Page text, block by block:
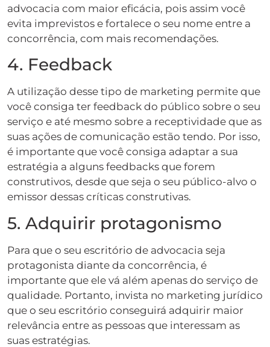
advocacia com maior eficácia, pois assim você
evita imprevistos e fortalece o seu nome entre a
concorrência, com mais recomendações.
4. Feedback
A utilização desse tipo de marketing permite que
você consiga ter feedback do público sobre o seu
serviço e até mesmo sobre a receptividade que as
suas ações de comunicação estão tendo. Por isso,
é importante que você consiga adaptar a sua
estratégia a alguns feedbacks que forem
construtivos, desde que seja o seu público-alvo o
emissor dessas críticas construtivas.
5. Adquirir protagonismo
Para que o seu escritório de advocacia seja
protagonista diante da concorrência, é
importante que ele vá além apenas do serviço de
qualidade. Portanto, invista no marketing jurídico
que o seu escritório conseguirá adquirir maior
relevância entre as pessoas que interessam as
suas estratégias.